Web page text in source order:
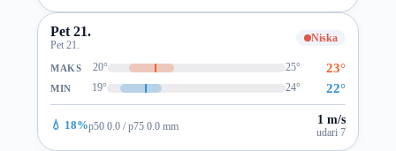
Pet 21.
Pet 21.
Niska
MAKS 20° 25° 23°
MIN 19° 24° 22°
💧 18%p50 0.0 / p75 0.0 mm 1 m/s
udari 7